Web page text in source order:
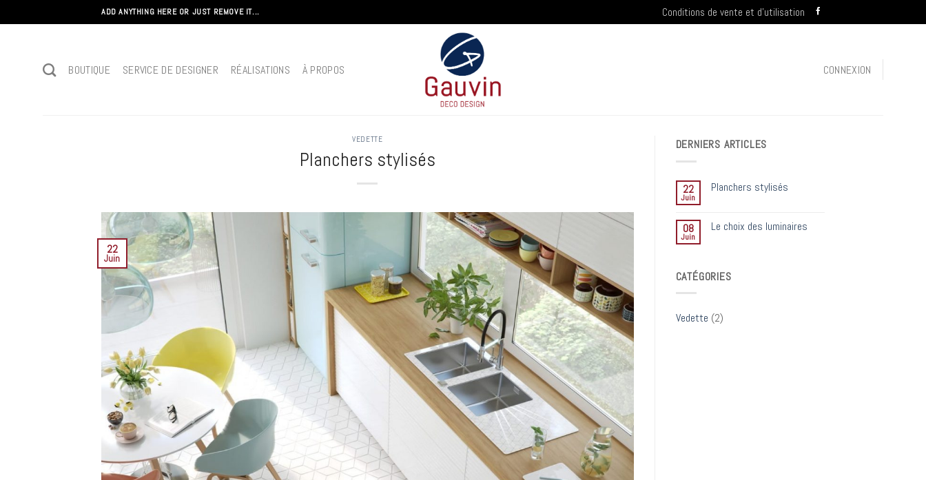
au
ADD ANYTHING HERE OR JUST REMOVE IT... Conditions de vente et d’utilisation
BOUTIQUE SERVICE DE DESIGNER RÉALISATIONS À PROPOS CONNEXION
VEDETTE
Planchers stylisés
22
Juin
DERNIERS ARTICLES
22
Juin
Planchers stylisés
08
Juin
Le choix des luminaires
CATÉGORIES
Vedette (2)